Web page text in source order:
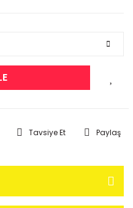
Tavsiye Et Paylaş